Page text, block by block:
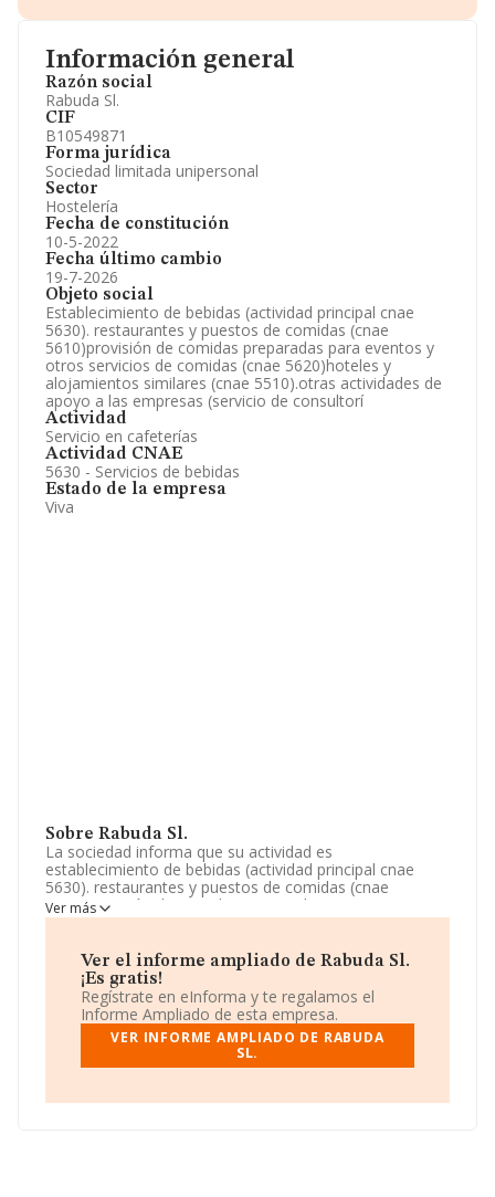
Información general
Razón social
Rabuda Sl.
CIF
B10549871
Forma jurídica
Sociedad limitada unipersonal
Sector
Hostelería
Fecha de constitución
10-5-2022
Fecha último cambio
19-7-2026
Objeto social
Establecimiento de bebidas (actividad principal cnae
5630). restaurantes y puestos de comidas (cnae
5610)provisión de comidas preparadas para eventos y
otros servicios de comidas (cnae 5620)hoteles y
alojamientos similares (cnae 5510).otras actividades de
apoyo a las empresas (servicio de consultorí
Actividad
Servicio en cafeterías
Actividad CNAE
5630 - Servicios de bebidas
Estado de la empresa
Viva
Sobre Rabuda Sl.
La sociedad informa que su actividad es
establecimiento de bebidas (actividad principal cnae
5630). restaurantes y puestos de comidas (cnae
5610)provisión de comidas preparadas para eventos y
otros servicios de comidas (cnae 5620)hoteles y
apoyo a las empresas (servicio de consultorí. La
sociedad está registrada como Sociedad Limitada.
Tiene CNAE: 5630 - 'Establecimientos de bebidas'. La
sociedad no tiene actividad en mercados exteriores.
El número de empleados ha disminuido un 20% y según
las cifras existentes en la base de datos de INFORMA, el
media de sector.
Ver más
Ver el informe ampliado de Rabuda Sl.
¡Es gratis!
Regístrate en eInforma y te regalamos el
Informe Ampliado de esta empresa.
VER INFORME AMPLIADO DE RABUDA
SL.
Información oficial y registral complementaria.